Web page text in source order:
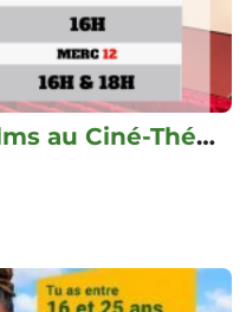
Le programme des films au Ciné-Théâtre